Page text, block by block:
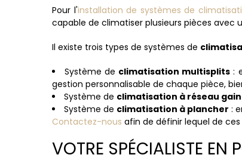
Pour l'installation de systèmes de
capable de climatiser plusieurs pièces avec
Il existe trois types de systèmes de
Système de climatisation multisplits :
gestion personnalisable de chaque pièce,
Système de climatisation à réseau
Système de climatisation à plancher :
Contactez-nous afin de définir lequel de
VOTRE SPÉCIALISTE EN